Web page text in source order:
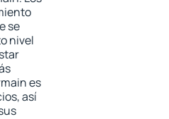
se
nivel
es
así